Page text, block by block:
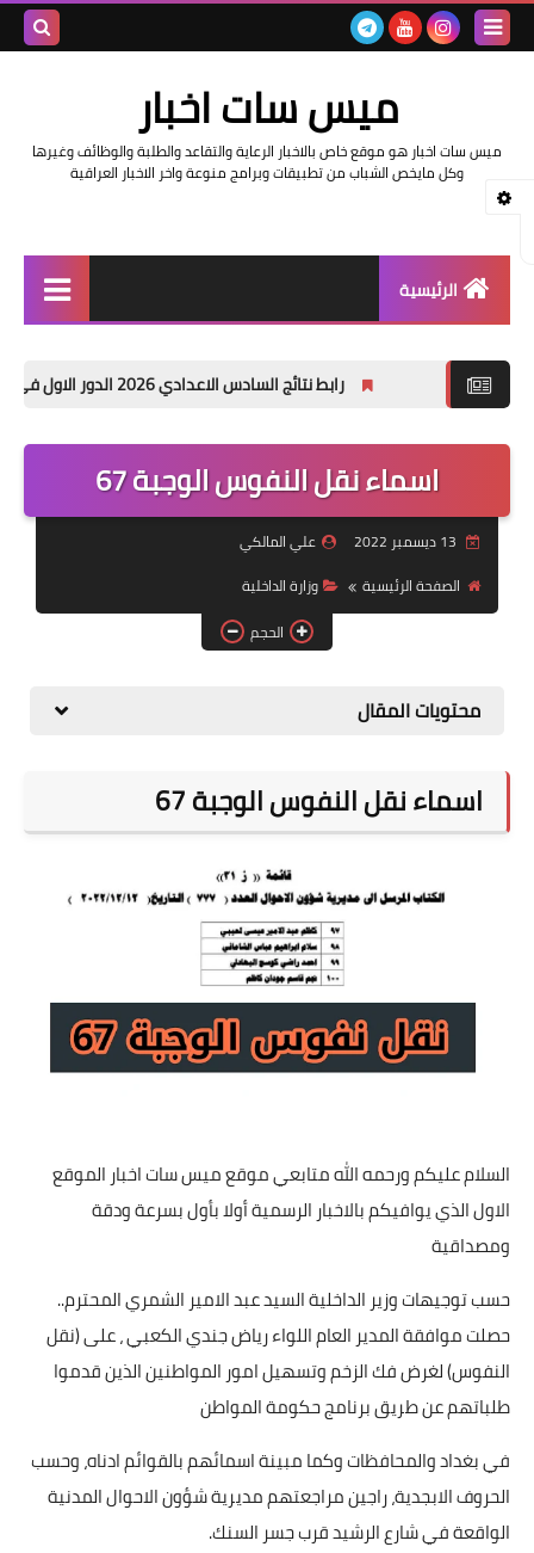
ميس سات اخبار
ميس سات اخبار هو موقع خاص بالاخبار الرعاية والتقاعد والطلبة والوظائف وغيرها
وكل مايخص الشباب من تطبيقات وبرامج منوعة واخر الاخبار العراقية
الرئيسية
اخبار وزارة التربية والتعليم
اخبار وزارة العمل وهيئة
التقاعد
قسم التطبيقات
قطع الاراضي
رابط نتائج السادس الاعدادي 2026 الدور الاول في العراق | موقع نتائجنا
اسماء نقل النفوس الوجبة 67
علي المالكي
الصفحة الرئيسية
وزارة الداخلية
الحجم
محتويات المقال
اسماء نقل النفوس الوجبة 67
السلام عليكم ورحمه الله متابعي موقع ميس سات اخبار الموقع
الاول الذي يوافيكم بالاخبار الرسمية أولا بأول بسرعة ودقة
ومصداقية
حسب توجيهات وزير الداخلية السيد عبد الامير الشمري المحترم..
حصلت موافقة المدير العام اللواء رياض جندي الكعبي ، على (نقل
النفوس) لغرض فك الزخم وتسهيل امور المواطنين الذين قدموا
طلباتهم عن طريق برنامج حكومة المواطن
في بغداد والمحافظات وكما مبينة اسمائهم بالقوائم ادناه، وحسب
الحروف الابجدية، راجين مراجعتهم مديرية شؤون الاحوال المدنية
الواقعة في شارع الرشيد قرب جسر السنك.